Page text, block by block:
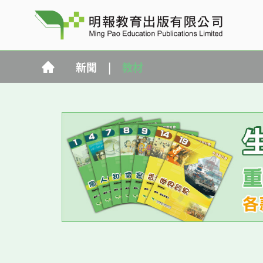
新聞 | 教材